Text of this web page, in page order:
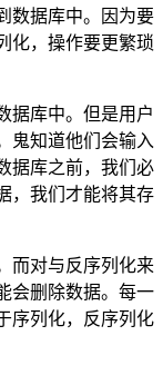
数据库中。因为要
化，操作要更繁琐
据库中。但是用户
鬼知道他们会输入
据库之前，我们必
，我们才能将其存
而对与反序列化来
会删除数据。每一
序列化，反序列化